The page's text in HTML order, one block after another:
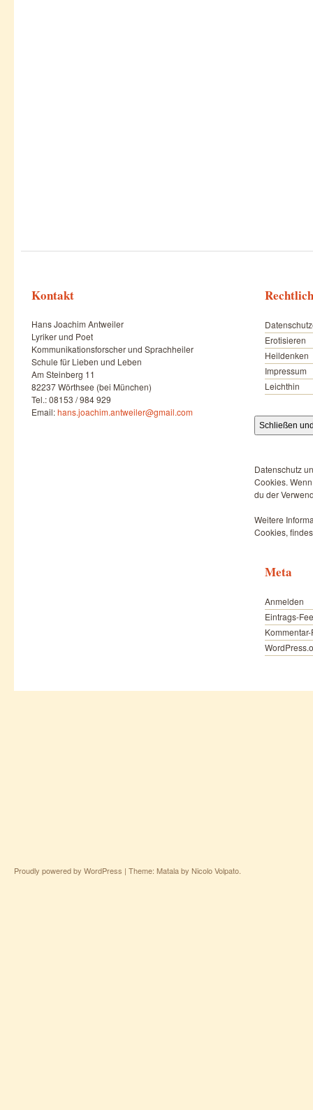
Kontakt
Hans Joachim Antweiler
Lyriker und Poet
Kommunikationsforscher und Sprachheiler
Schule für Lieben und Leben
Am Steinberg 11
82237 Wörthsee (bei München)
Tel.: 08153 / 984 929
Email:hans.joachim.antweiler@gmail.com
Erotisieren
Heildenken
Impressum
Leichthin
Datenschutz
Cookies.
du der
Weitere
Cookies,
Meta
Anmelden
Eintrags-
Proudly powered by WordPress | Theme: Matala by Nicolo Volpato.